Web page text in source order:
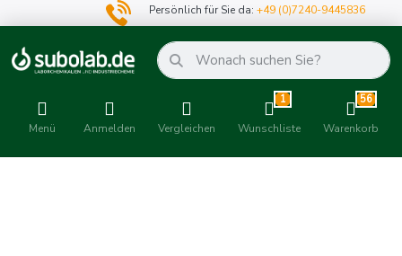
Persönlich für Sie da:+49 (0)7240-9445836
Menü Anmelden Vergleichen
1
Wunschliste
56
Warenkorb